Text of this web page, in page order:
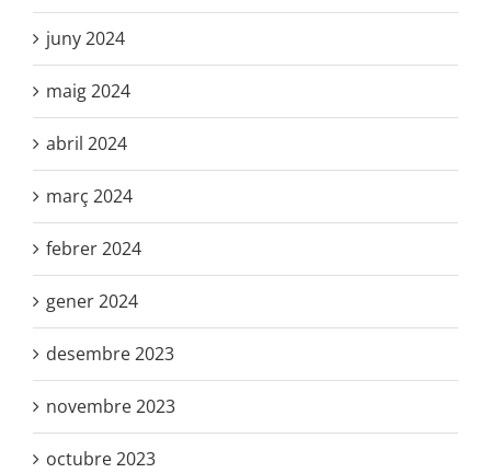
juny 2024
maig 2024
abril 2024
març 2024
febrer 2024
gener 2024
desembre 2023
novembre 2023
octubre 2023